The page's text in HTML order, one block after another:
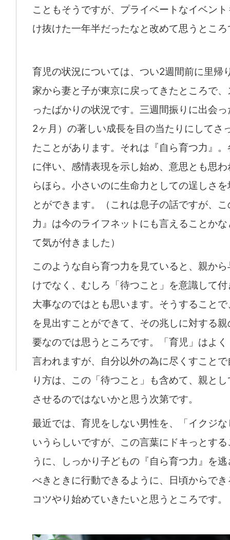
こともそうですが、プライベートなイベン
け抜けた一年半だったなと改めて思うとこ
育児の状況については、つい2週間前に里帰
家から妻と子が東京に戻ってきたところで
ったばかりの状況です。三週間振りに出会
2ヶ月）の著しい成長を目の当たりにしてさ
たことがあります。それは『自ら育つ力』
に伴い、感情表現を示し始め、意思とも思
らほら。小さいのに生命力としての逞しさ
とができます。（これは息子の話ですが、
力』は今のライフネットにも言えることか
て気が付きました）
このような自ら育つ力を見ていると、親か
けでなく、むしろ「待つこと」を意識して
大事なのではとも思います。そうすること
を見出すことができて、その兆しに対する
要なのでは思うところです。「育児」はよ
言われますが、自分以外の為に尽くすこと
り方は、この「待つこと」も含めて、親と
させるのではないかと思う次第です。
最近では、育児をしない男性を、「イクジ
いうらしいですが、この言葉にドキっとす
うに、しっかり子どもの『自ら育つ力』を
べきときに行動できるように、日頃からで
コツやり始めていきたいと思うところです。